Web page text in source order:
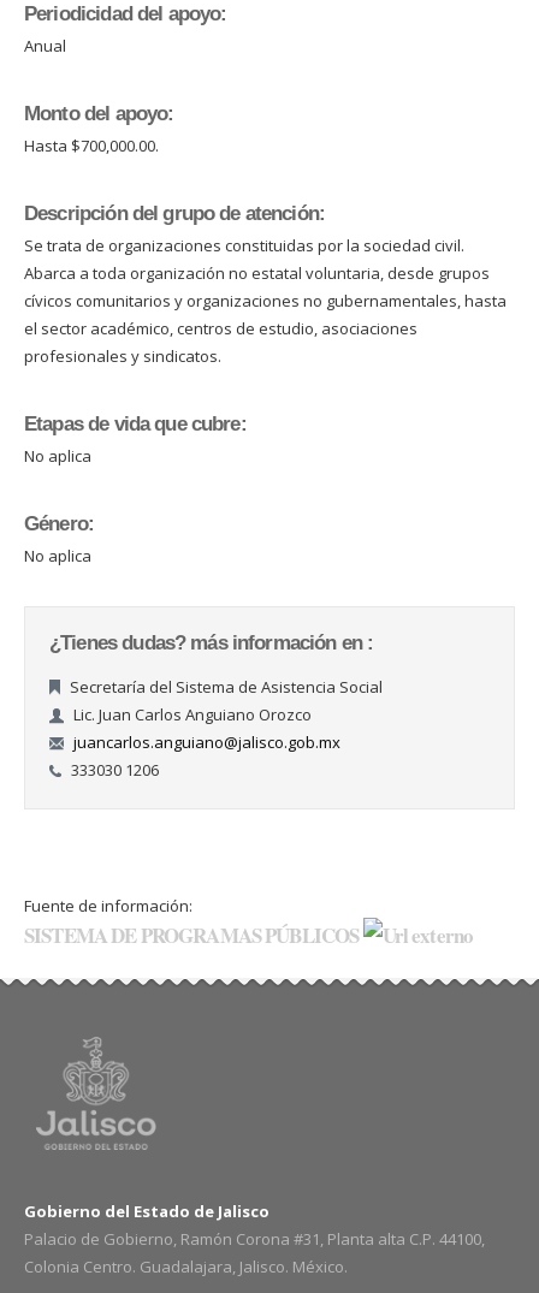
Periodicidad del apoyo:
Anual
Monto del apoyo:
Hasta $700,000.00.
Descripción del grupo de atención:
Se trata de organizaciones constituidas por la sociedad civil.
Abarca a toda organización no estatal voluntaria, desde grupos
cívicos comunitarios y organizaciones no gubernamentales, hasta
el sector académico, centros de estudio, asociaciones
profesionales y sindicatos.
Etapas de vida que cubre:
No aplica
Género:
No aplica
¿Tienes dudas? más información en :
Secretaría del Sistema de Asistencia Social
Lic. Juan Carlos Anguiano Orozco
juancarlos.anguiano@jalisco.gob.mx
333030 1206
Fuente de información:
SISTEMA DE PROGRAMAS PÚBLICOS
Gobierno del Estado de Jalisco
Palacio de Gobierno, Ramón Corona #31, Planta alta C.P. 44100,
Colonia Centro. Guadalajara, Jalisco. México.